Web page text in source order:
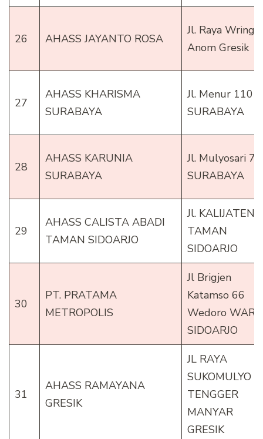
26 AHASS JAYANTO ROSA
Jl. Raya Wringin
Anom Gresik
27
AHASS KHARISMA
SURABAYA
Jl. Menur 110
SURABAYA
28
AHASS KARUNIA
SURABAYA
Jl. Mulyosari
SURABAYA
29
AHASS CALISTA ABADI
TAMAN SIDOARJO
Jl. KALIJATEN
TAMAN
SIDOARJO
30
PT. PRATAMA
METROPOLIS
Jl Brigjen
Katamso 66
Wedoro WARU
SIDOARJO
31
AHASS RAMAYANA
GRESIK
JL RAYA
SUKOMULYO
TENGGER
MANYAR
GRESIK